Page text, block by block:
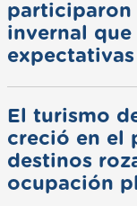
participaron
invernal
El turismo
creció en el
destinos
ocupación